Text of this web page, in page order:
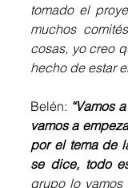
tomado el
muchos
cosas, yo creo
hecho de estar
Belén: “Vamos
vamos a
por el tema de
se dice, todo
grupo lo vamos